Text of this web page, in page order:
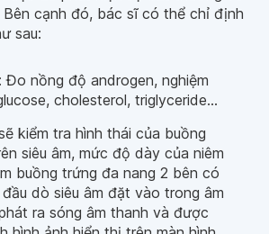
Bên cạnh đó, bác sĩ có thể chỉ định
sau:
Đo nồng độ androgen, nghiệm
cholesterol, triglyceride…
kiểm tra hình thái của buồng
siêu âm, mức độ dày của niêm
buồng trứng đa nang 2 bên có
dò siêu âm đặt vào trong âm
ra sóng âm thanh và được